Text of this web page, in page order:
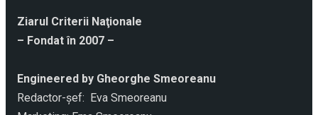
Ziarul Criterii Naţionale
– Fondat în 2007 –
Engineered by Gheorghe Smeoreanu
Redactor-şef: Eva Smeoreanu